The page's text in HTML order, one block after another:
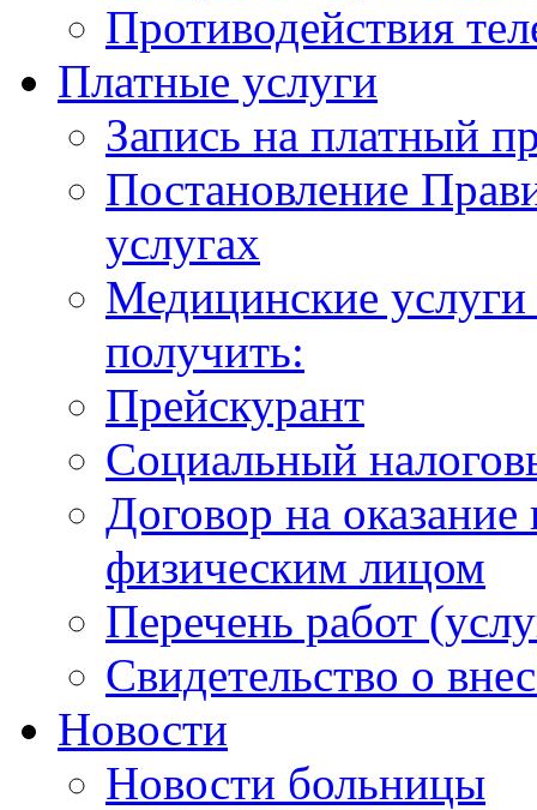
Противодействия
Платные услуги
Запись на платный
Постановление
услугах
Медицинские
получить:
Прейскурант
Социальный
Договор на
физическим лицом
Перечень работ
Свидетельство о
Новости
Новости больницы